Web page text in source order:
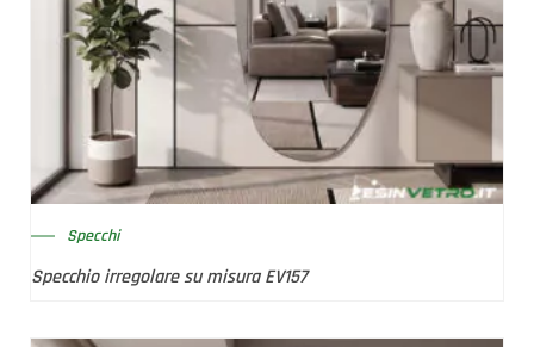
Specchi
Specchio irregolare su misura EV157